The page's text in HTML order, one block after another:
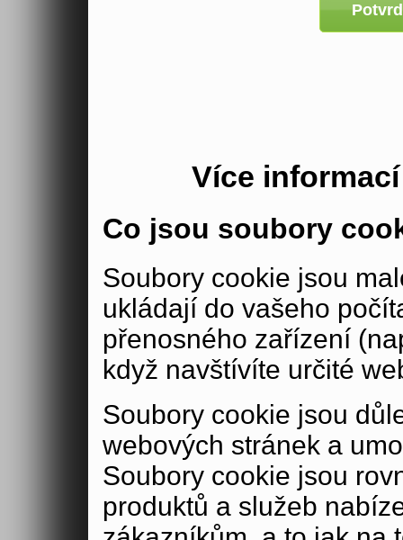
Více
Co jsou soubory
Soubory cookie jsou
ukládají do vašeho
přenosného zařízení
když navštívíte určité
Soubory cookie jsou
webových stránek a
Soubory cookie jsou
produktů a služeb